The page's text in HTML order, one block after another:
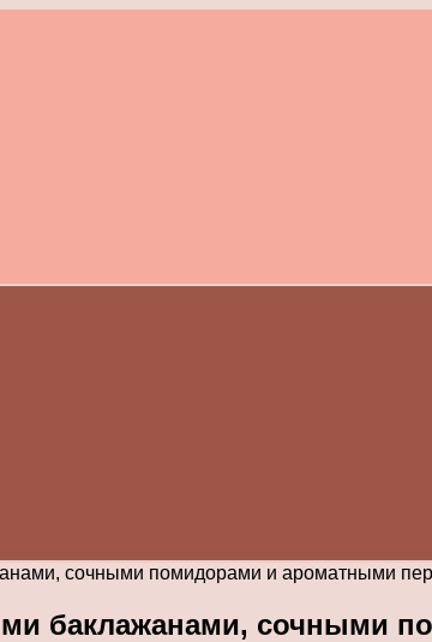
сочными помидорами и ароматными
баклажанами, сочными